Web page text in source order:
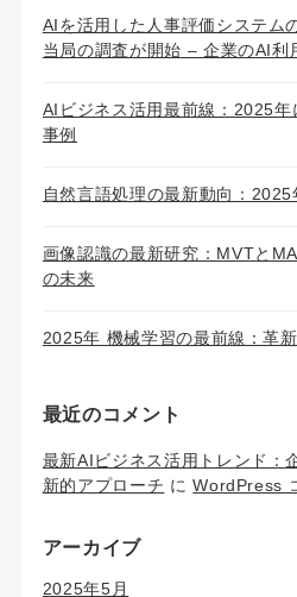
AIを活用した人事評価システム
当局の調査が開始 – 企業のAI利
AIビジネス活用最前線：2025年
事例
自然言語処理の最新動向：2025
画像認識の最新研究：MVTと
の未来
2025年 機械学習の最前線：革
最近のコメント
最新AIビジネス活用トレンド：
新的アプローチ にWordPress
アーカイブ
2025年5月